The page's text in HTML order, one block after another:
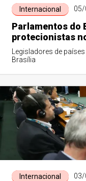
Internacional 05/
Parlamentos do
protecionistas
Legisladores de
Brasília
Internacional 03/